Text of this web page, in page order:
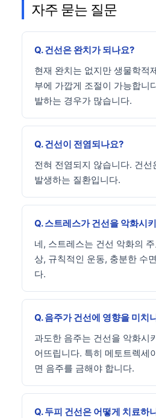
자주 묻는 질문
Q. 건선은 완치가 되나요?
현재 완치는 없지만 생물학적
부에 가깝게 조절이 가능합니
발하는 경우가 많습니다.
Q. 건선이 전염되나요?
전혀 전염되지 않습니다. 건선
발생하는 질환입니다.
Q. 스트레스가 건선을 악화시
네, 스트레스는 건선 악화의
상, 규칙적인 운동, 충분한 수
다.
Q. 음주가 건선에 영향을 미치
과도한 음주는 건선을 악화시
어뜨립니다. 특히 메토트렉세
면 음주를 금해야 합니다.
Q. 두피 건선은 어떻게 치료하